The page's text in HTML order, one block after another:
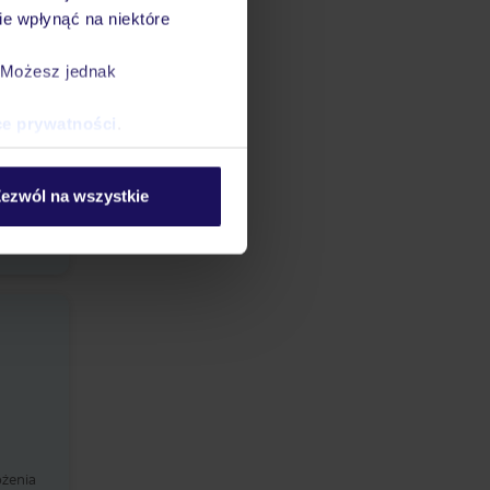
wpłynąć na niektóre
jednak
prywatności
na wszystkie